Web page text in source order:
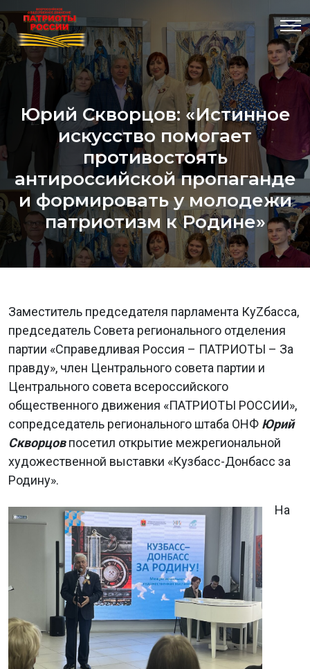
Юрий Скворцов: «Истинное
искусство помогает
противостоять
антироссийской пропаганде
и формировать у молодежи
патриотизм к Родине»
Заместитель председателя парламента КуZбасса,
председатель Совета регионального отделения
партии «Справедливая Россия – ПАТРИОТЫ – За
правду», член Центрального совета партии и
Центрального совета всероссийского
общественного движения «ПАТРИОТЫ РОССИИ»,
сопредседатель регионального штаба ОНФ Юрий
Скворцовпосетил открытие межрегиональной
художественной выставки «Кузбасс-Донбасс за
Родину».
На